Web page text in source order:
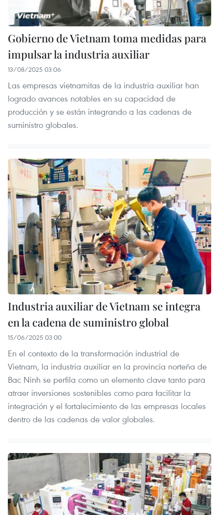
Gobierno de Vietnam toma medidas para
impulsar la industria auxiliar
13/08/2025 03:06
Las empresas vietnamitas de la industria auxiliar han
logrado avances notables en su capacidad de
producción y se están integrando a las cadenas de
suministro globales.
Industria auxiliar de Vietnam se integra
en la cadena de suministro global
15/06/2025 03:00
En el contexto de la transformación industrial de
Vietnam, la industria auxiliar en la provincia norteña de
Bac Ninh se perfila como un elemento clave tanto para
atraer inversiones sostenibles como para facilitar la
integración y el fortalecimiento de las empresas locales
dentro de las cadenas de valor globales.